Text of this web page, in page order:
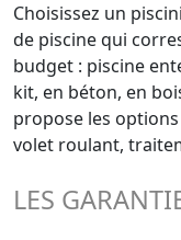
Choisissez un
de piscine qui
budget : piscine
kit, en béton, en
propose les
volet roulant,
LES